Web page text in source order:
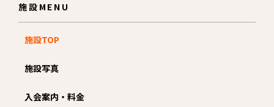
施設MENU
施設TOP
施設写真
入会案内・料金